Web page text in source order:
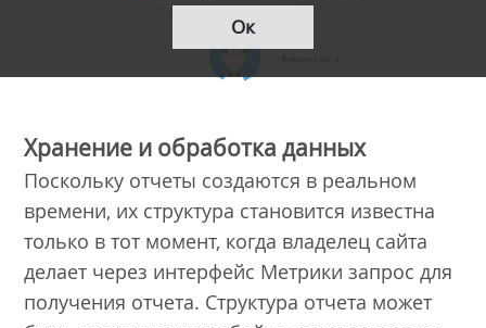
Хранение и обработка данных
Поскольку отчеты создаются в реальном
времени, их структура становится известна
только в тот момент, когда владелец сайта
делает через интерфейс Метрики запрос для
получения отчета. Структура отчета может
Ок